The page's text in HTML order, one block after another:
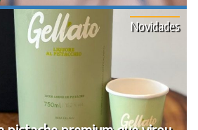
Novidades